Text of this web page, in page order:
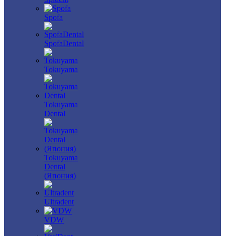
Spofa
SpofaDental
Tokuyama
Tokuyama
Dental
Tokuyama
Dental
(Япония)
Ultradent
VDW